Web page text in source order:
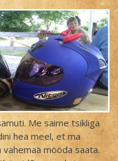
Me saime tsikliga
hea meel, et ma
mööda saata.